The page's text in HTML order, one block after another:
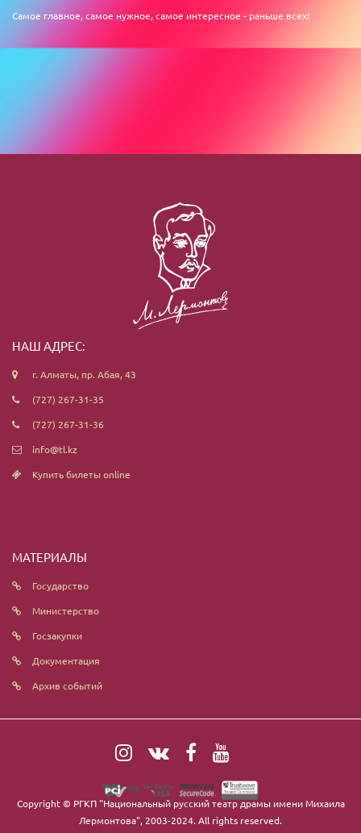
Самое главное, самое нужное, самое интересное - раньше всех!
НАШ АДРЕС:
г. Алматы, пр. Абая, 43
(727) 267-31-35
(727) 267-31-36
info@tl.kz
Купить билеты online
МАТЕРИАЛЫ
Государство
Министерство
Госзакупки
Документация
Архив событий
Copyright © РГКП "Национальный русский театр драмы имени Михаила
Лермонтова", 2003-2024. All rights reserved.